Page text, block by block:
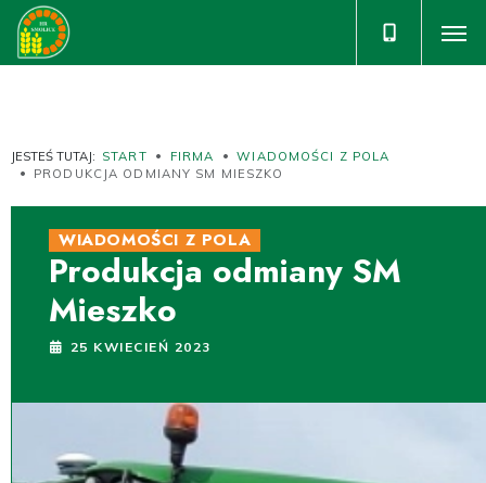
JESTEŚ TUTAJ: START FIRMA
WIADOMOŚCI Z POLA
PRODUKCJA ODMIANY SM MIESZKO
WIADOMOŚCI Z POLA
Produkcja odmiany SM
Mieszko
25 KWIECIEŃ 2023